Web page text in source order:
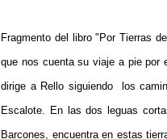
Fragmento del libro "Por Tierras
que nos cuenta su viaje a pie
dirige a Rello siguiendo los
Escalote. En las dos leguas
Barcones, encuentra en estas